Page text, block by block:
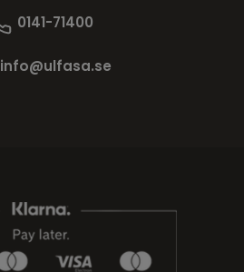
0141-71400
info@ulfasa.se